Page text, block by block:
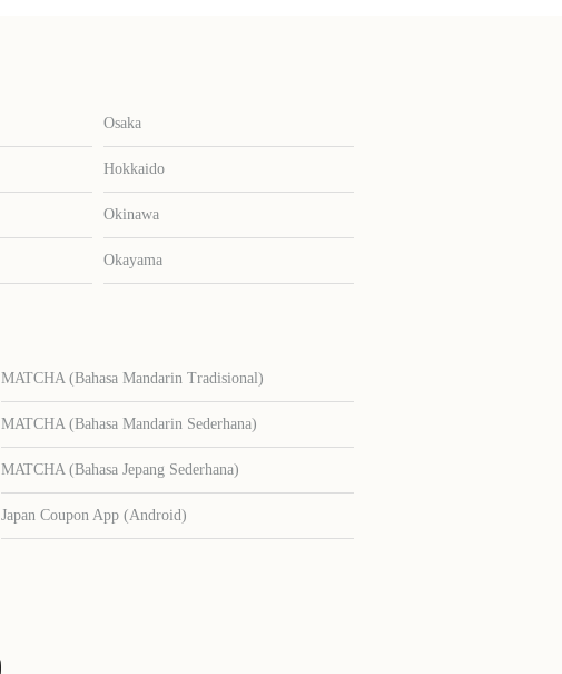
Osaka
Hokkaido
Okinawa
Okayama
MATCHA (Bahasa Mandarin Tradisional)
MATCHA (Bahasa Mandarin Sederhana)
MATCHA (Bahasa Jepang Sederhana)
Japan Coupon App (Android)